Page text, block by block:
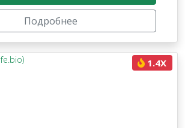
Подробнее
1.4X